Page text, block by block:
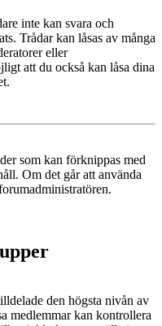
inte kan svara och
Trådar kan låsas av många
eller
att du också kan låsa dina
som kan förknippas med
Om det går att använda
den högsta nivån av
medlemmar kan kontrollera